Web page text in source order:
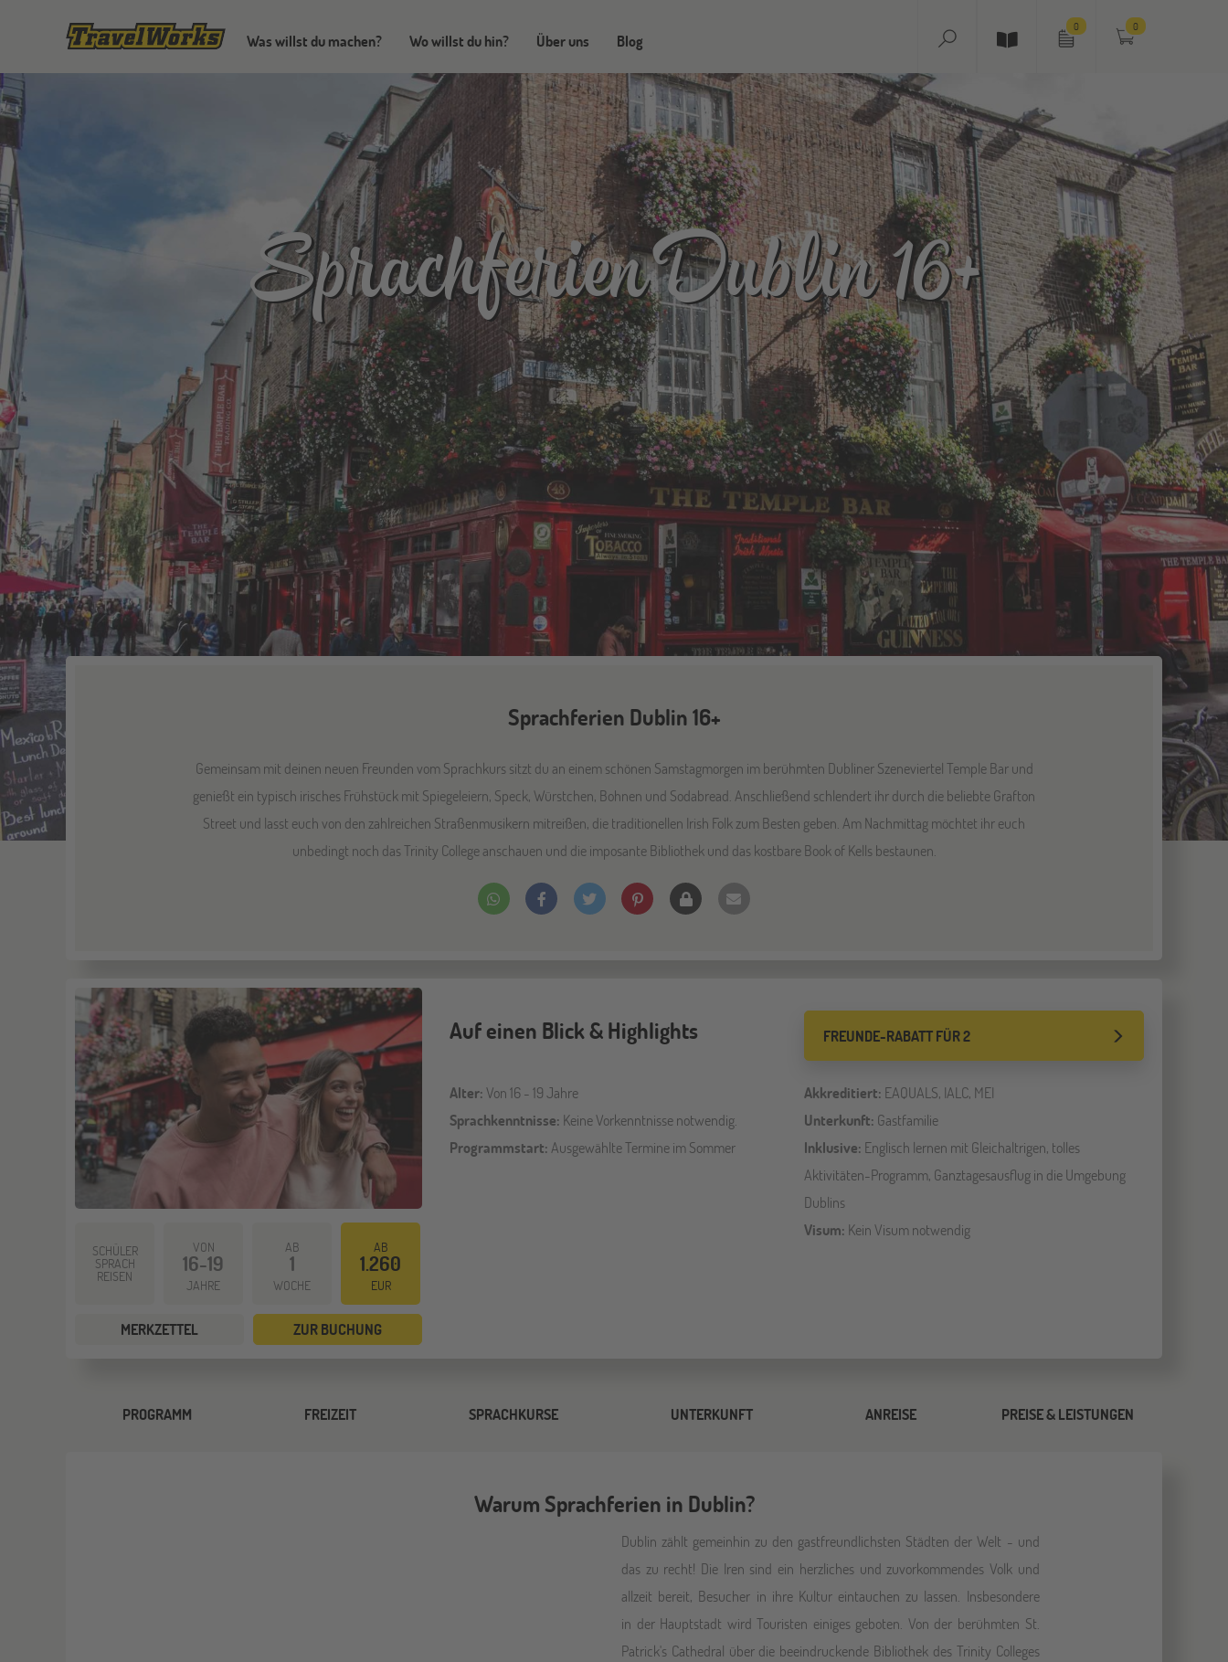
Was willst du machen? Wo willst du hin? Über uns Blog
0 0
Sprachferien Dublin 16+
Sprachferien Dublin 16+
Gemeinsam mit deinen neuen Freunden vom Sprachkurs sitzt du an einem schönen Samstagmorgen im berühmten Dubliner Szeneviertel Temple Bar und
genießt ein typisch irisches Frühstück mit Spiegeleiern, Speck, Würstchen, Bohnen und Sodabread. Anschließend schlendert ihr durch die beliebte Grafton
Street und lasst euch von den zahlreichen Straßenmusikern mitreißen, die traditionellen Irish Folk zum Besten geben. Am Nachmittag möchtet ihr euch
unbedingt noch das Trinity College anschauen und die imposante Bibliothek und das kostbare Book of Kells bestaunen.
SCHÜLER
SPRACH
REISEN
VON
16-19
JAHRE
AB
1
WOCHE
AB
1.260
EUR
MERKZETTEL ZUR BUCHUNG
FREUNDE-RABATT FÜR 2
Auf einen Blick & Highlights
Alter:Von 16 - 19 Jahre
Sprachkenntnisse: Keine Vorkenntnisse notwendig.
Programmstart: Ausgewählte Termine im Sommer
Akkreditiert: EAQUALS, IALC, MEI
Unterkunft: Gastfamilie
Inklusive: Englisch lernen mit Gleichaltrigen, tolles
Aktivitäten-Programm, Ganztagesausflug in die Umgebung
Dublins
Visum: Kein Visum notwendig
PROGRAMM FREIZEIT SPRACHKURSE UNTERKUNFT ANREISE PREISE & LEISTUNGEN
Warum Sprachferien in Dublin?
Dublin zählt gemeinhin zu den gastfreundlichsten Städten der Welt - und
das zu recht! Die Iren sind ein herzliches und zuvorkommendes Volk und
allzeit bereit, Besucher in ihre Kultur eintauchen zu lassen. Insbesondere
in der Hauptstadt wird Touristen einiges geboten. Von der berühmten St.
Patrick's Cathedral über die beeindruckende Bibliothek des Trinity Colleges